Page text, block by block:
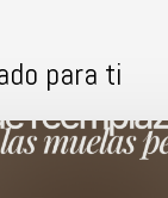
para ti